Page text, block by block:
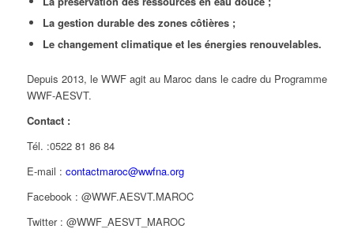
La gestion durable des zones côtières ;
Le changement climatique et les énergies renouvelables.
Depuis 2013, le WWF agit au Maroc dans le cadre du Programme
WWF-AESVT.
Contact :
Tél. :0522 81 86 84
E-mail : contactmaroc@wwfna.org
Facebook : @WWF.AESVT.MAROC
Twitter : @WWF_AESVT_MAROC